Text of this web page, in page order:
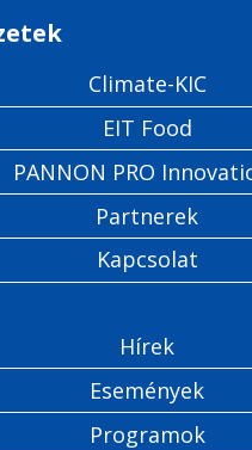
Climate-KIC
EIT Food
PANNON PRO
Partnerek
Kapcsolat
Hírek
Események
Programok